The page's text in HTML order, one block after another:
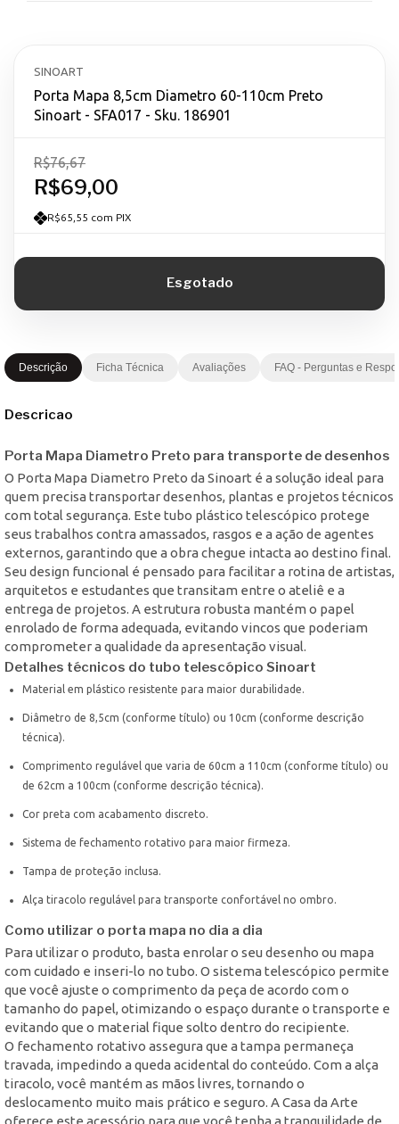
SINOART
Porta Mapa 8,5cm Diametro 60-110cm Preto
Sinoart - SFA017 - Sku. 186901
R$69,00
R$76,67
R$65,55 com PIX
Descrição Ficha Técnica Avaliações FAQ - Perguntas e
Descricao
Porta Mapa Diametro Preto para transporte de desenhos
O Porta Mapa Diametro Preto da Sinoart é a solução ideal para
quem precisa transportar desenhos, plantas e projetos técnicos
com total segurança. Este tubo plástico telescópico protege
seus trabalhos contra amassados, rasgos e a ação de agentes
externos, garantindo que a obra chegue intacta ao destino final.
Seu design funcional é pensado para facilitar a rotina de artistas,
arquitetos e estudantes que transitam entre o ateliê e a
entrega de projetos. A estrutura robusta mantém o papel
enrolado de forma adequada, evitando vincos que poderiam
comprometer a qualidade da apresentação visual.
Detalhes técnicos do tubo telescópico Sinoart
Material em plástico resistente para maior durabilidade.
Diâmetro de 8,5cm (conforme título) ou 10cm (conforme descrição
técnica).
Comprimento regulável que varia de 60cm a 110cm (conforme título) ou
de 62cm a 100cm (conforme descrição técnica).
Cor preta com acabamento discreto.
Sistema de fechamento rotativo para maior firmeza.
Tampa de proteção inclusa.
Alça tiracolo regulável para transporte confortável no ombro.
Como utilizar o porta mapa no dia a dia
Para utilizar o produto, basta enrolar o seu desenho ou mapa
com cuidado e inseri-lo no tubo. O sistema telescópico permite
que você ajuste o comprimento da peça de acordo com o
tamanho do papel, otimizando o espaço durante o transporte e
evitando que o material fique solto dentro do recipiente.
O fechamento rotativo assegura que a tampa permaneça
travada, impedindo a queda acidental do conteúdo. Com a alça
tiracolo, você mantém as mãos livres, tornando o
deslocamento muito mais prático e seguro. A Casa da Arte
oferece este acessório para que você tenha a tranquilidade de